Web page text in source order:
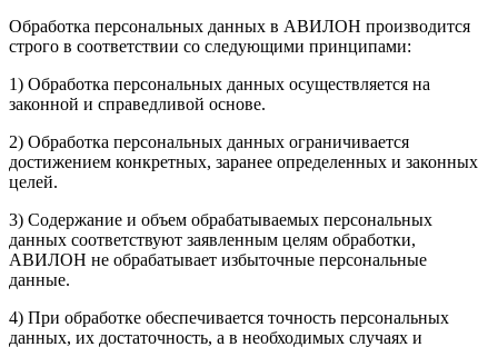
Обработка персональных данных в АВИЛОН производится
строго в соответствии со следующими принципами:
1) Обработка персональных данных осуществляется на
законной и справедливой основе.
2) Обработка персональных данных ограничивается
достижением конкретных, заранее определенных и законных
целей.
3) Содержание и объем обрабатываемых персональных
данных соответствуют заявленным целям обработки,
АВИЛОН не обрабатывает избыточные персональные
данные.
4) При обработке обеспечивается точность персональных
данных, их достаточность, а в необходимых случаях и